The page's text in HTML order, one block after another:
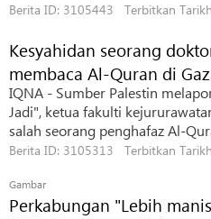
Berita ID: 3105443 Terbitkan
Kesyahidan seorang
membaca Al-Quran di
IQNA - Sumber Palestin
Jadi", ketua fakulti
salah seorang penghafaz Al-
Berita ID: 3105313 Terbitkan
Gambar
Perkabungan "Lebih